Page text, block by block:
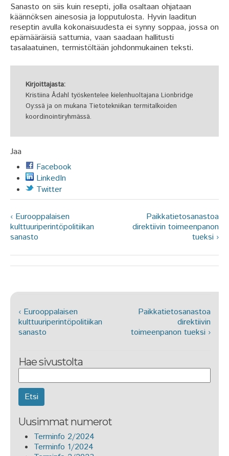
Sanasto on siis kuin resepti, jolla osaltaan ohjataan
käännöksen ainesosia ja lopputulosta. Hyvin laaditun
reseptin avulla kokonaisuudesta ei synny soppaa, jossa on
epämääräisiä sattumia, vaan saadaan hallitusti
tasalaatuinen, termistöltään johdonmukainen teksti.
Kirjoittajasta:
Kristiina Ådahl työskentelee kielenhuoltajana Lionbridge
Oy:ssä ja on mukana Tietotekniikan termitalkoiden
koordinointiryhmässä.
Jaa
Facebook
LinkedIn
Twitter
‹ Eurooppalaisen
kulttuuriperintöpolitiikan
sanasto
Paikkatietosanastoa
direktiivin toimeenpanon
tueksi ›
‹ Eurooppalaisen
kulttuuriperintöpolitiikan
sanasto
Paikkatietosanastoa
direktiivin
toimeenpanon tueksi ›
Hae sivustolta
Uusimmat numerot
Terminfo 2/2024
Terminfo 1/2024